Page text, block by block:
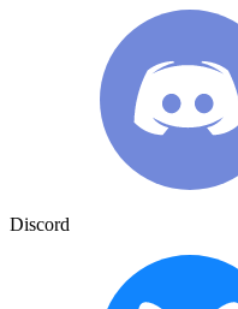
Discord